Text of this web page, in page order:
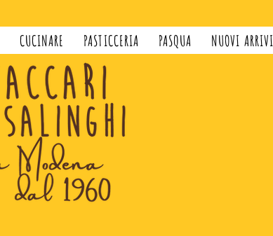
CUCINARE PASTICCERIA PASQUA NUOVI ARRIVI